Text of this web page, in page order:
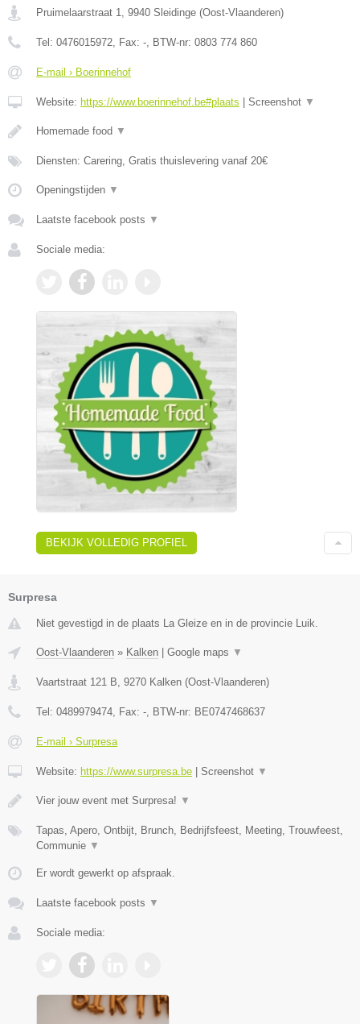
Pruimelaarstraat 1 9940 Sleidinge (Oost-Vlaanderen)
Tel: 0476015972 , Fax: - , BTW-nr: 0803 774 860
E-mail › Boerinnehof
Website: https://www.boerinnehof.be#plaats | Screenshot ▼
Homemade food ▼
Diensten: Carering, Gratis thuislevering vanaf 20€
Openingstijden ▼
Laatste facebook posts ▼
Sociale media:
BEKIJK VOLLEDIG PROFIEL
Surpresa
Niet gevestigd in de plaats La Gleize en in de provincie Luik.
Oost-Vlaanderen » Kalken | Google maps ▼
Vaartstraat 121 B 9270 Kalken (Oost-Vlaanderen)
Tel: 0489979474 , Fax: - , BTW-nr: BE0747468637
E-mail › Surpresa
Website: https://www.surpresa.be | Screenshot ▼
Vier jouw event met Surpresa! ▼
Tapas, Apero, Ontbijt, Brunch, Bedrijfsfeest, Meeting, Trouwfeest,
Communie ▼
Er wordt gewerkt op afspraak.
Laatste facebook posts ▼
Sociale media: